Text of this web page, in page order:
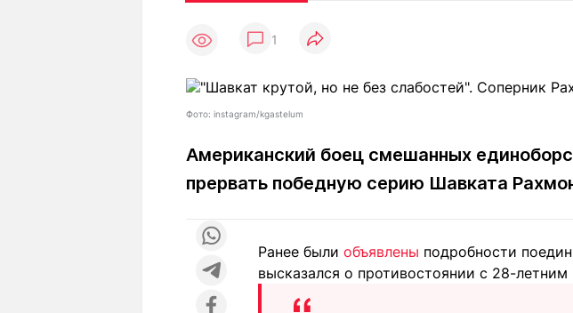
Погода
Рейтинги
Полезно
Гороскопы
Рецепты
чемпионов
+7 (777) 001 44 99
Реклама
1
Фото: instagram/kgastelum
Американский боец смешанных
прервать победную серию Шавката
Ранее были объявлены подробности
высказался о противостоянии с 28-летним